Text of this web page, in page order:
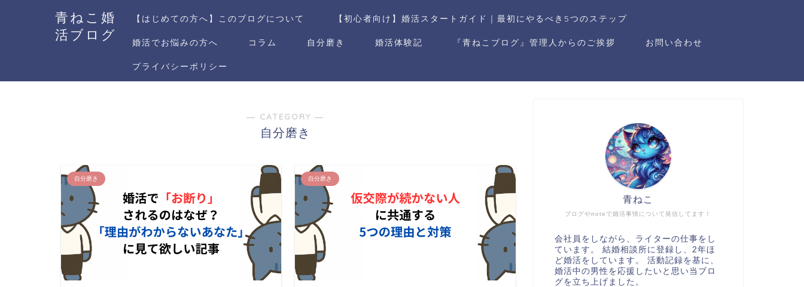
青ねこ婚
活ブログ
【はじめての方へ】このブログについて 【初心者向け】婚活スタートガイド｜最初にやるべき5つのステップ
婚活でお悩みの方へ コラム 自分磨き 婚活体験記 『青ねこブログ』管理人からのご挨拶 お問い合わせ
プライバシーポリシー
― CATEGORY ―
自分磨き
自分磨き 自分磨き
ブログやnoteで婚活事情について発信してます！
青ねこ
会社員をしながら、ライターの仕事をし
ています。 結婚相談所に登録し、2年ほ
ど婚活をしています。 活動記録を基に、
婚活中の男性を応援したいと思い当ブロ
グを立ち上げました。